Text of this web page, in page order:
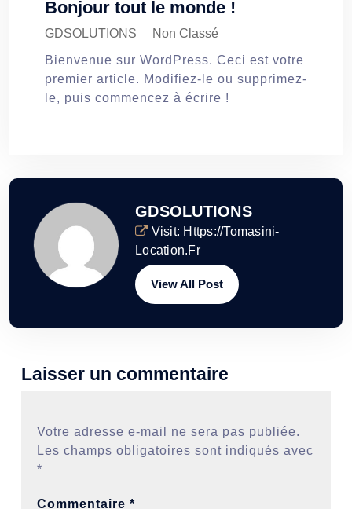
Bonjour tout le monde !
GDSOLUTIONS
Non Classé
Bienvenue sur WordPress. Ceci est votre
premier article. Modifiez-le ou supprimez-
le, puis commencez à écrire !
GDSOLUTIONS
Visit: Https://tomasini-
Location.fr
View All Post
Laisser un commentaire
Votre adresse e-mail ne sera pas publiée.
Les champs obligatoires sont indiqués avec
*
Commentaire *